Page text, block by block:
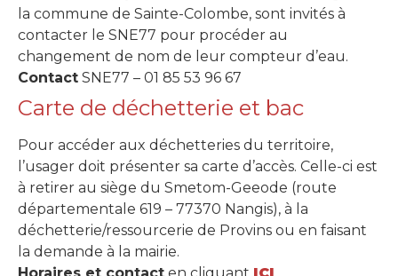
la commune de Sainte-Colombe, sont invités à
contacter le SNE77 pour procéder au
changement de nom de leur compteur d’eau.
Contact SNE77 – 01 85 53 96 67
Carte de déchetterie et bac
Pour accéder aux déchetteries du territoire,
l’usager doit présenter sa carte d’accès. Celle-ci est
à retirer au siège du Smetom-Geeode (route
départementale 619 – 77370 Nangis), à la
déchetterie/ressourcerie de Provins ou en faisant
la demande à la mairie.